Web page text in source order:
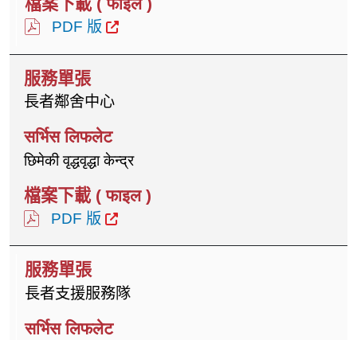
PDF 版
長者鄰舍中心
छिमेकी वृद्धवृद्धा केन्द्र
PDF 版
長者支援服務隊